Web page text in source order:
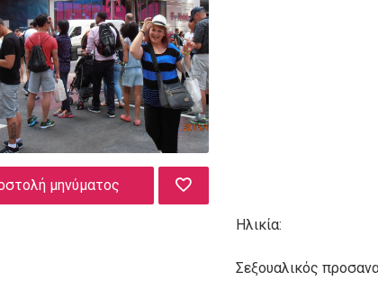
μηνύματος
Ηλικία: